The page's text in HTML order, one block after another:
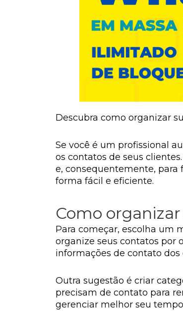
Descubra como organizar
Se você é um profissional
os contatos de seus
e, consequentemente, para
forma fácil e eficiente.
Como
Para começar, escolha um
organize seus contatos por
informações de contato
Outra sugestão é criar
precisam de contato para
gerenciar melhor seu